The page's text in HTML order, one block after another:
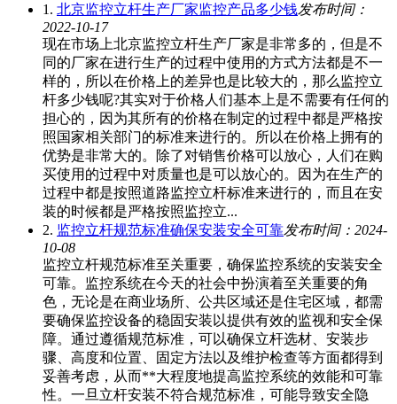
1. 北京监控立杆生产厂家监控产品多少钱发布时间：
2022-10-17
现在市场上北京监控立杆生产厂家是非常多的，但是不
同的厂家在进行生产的过程中使用的方式方法都是不一
样的，所以在价格上的差异也是比较大的，那么监控立
杆多少钱呢?其实对于价格人们基本上是不需要有任何的
担心的，因为其所有的价格在制定的过程中都是严格按
照国家相关部门的标准来进行的。所以在价格上拥有的
优势是非常大的。除了对销售价格可以放心，人们在购
买使用的过程中对质量也是可以放心的。因为在生产的
过程中都是按照道路监控立杆标准来进行的，而且在安
装的时候都是严格按照监控立...
2. 监控立杆规范标准确保安装安全可靠发布时间：2024-
10-08
监控立杆规范标准至关重要，确保监控系统的安装安全
可靠。监控系统在今天的社会中扮演着至关重要的角
色，无论是在商业场所、公共区域还是住宅区域，都需
要确保监控设备的稳固安装以提供有效的监视和安全保
障。通过遵循规范标准，可以确保立杆选材、安装步
骤、高度和位置、固定方法以及维护检查等方面都得到
妥善考虑，从而**大程度地提高监控系统的效能和可靠
性。一旦立杆安装不符合规范标准，可能导致安全隐